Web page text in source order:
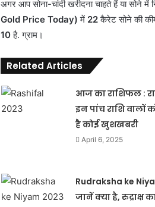
अगर आप सोना-चांदी खरीदना चाहते हैं या सोने में
Gold Price Today) में 22कैरेट सोने की
10है. ग्राम।
Related Articles
आज का राशिफल :
इन पांच राशि वालों
है कोई खुशखबरी
April 6, 2025
Rudraksha ke
जानें क्या है, रुद्राक्ष